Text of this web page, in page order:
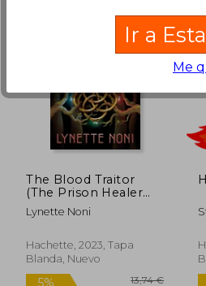
5%
dcto.
The Blood Traitor
(The Prison Healer
Series) (en Inglés)
Lynette Noni
Hachette, 2023, Tapa
Blanda, Nuevo
Ir a
Me